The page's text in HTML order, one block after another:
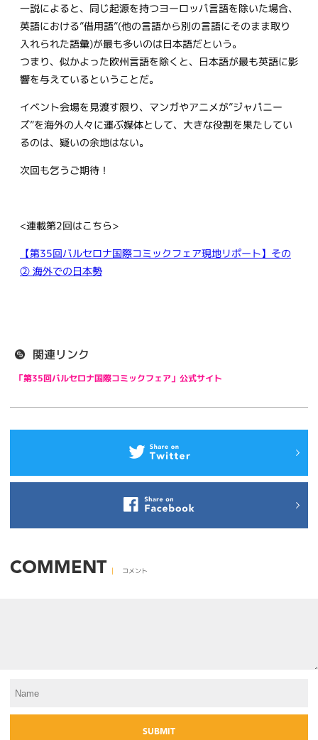
一説によると、同じ起源を持つヨーロッパ言語を除いた場合、
英語における”借用語”(他の言語から別の言語にそのまま取り
入れられた語彙)が最も多いのは日本語だという。
つまり、似かよった欧州言語を除くと、日本語が最も英語に影
響を与えているということだ。
イベント会場を見渡す限り、マンガやアニメが”ジャパニー
ズ”を海外の人々に運ぶ媒体として、大きな役割を果たしてい
るのは、疑いの余地はない。
次回も乞うご期待！
<連載第2回はこちら>
【第35回バルセロナ国際コミックフェア現地リポート】その
② 海外での日本勢
関連リンク
「第35回バルセロナ国際コミックフェア」公式サイト
COMMENT コメント